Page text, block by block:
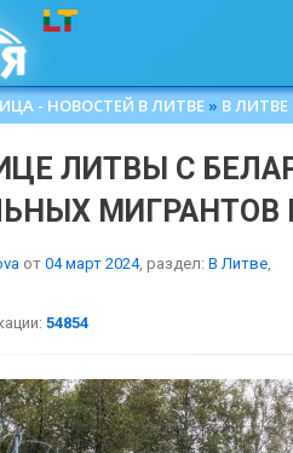
- НОВОСТЕЙ В ЛИТВЕ » В ЛИТВЕ
ЛИТВЫ С
от 04 март 2024, раздел: В Литве,
54854